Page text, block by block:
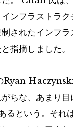
ンフラストラ
されたインフラ
指摘しました。
Haczynski
ちな、あまり
るという。それ